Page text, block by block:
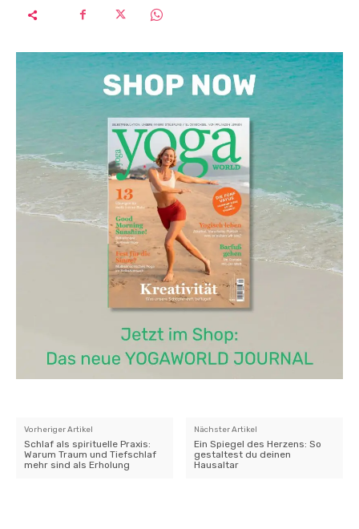
Vorheriger Artikel
Schlaf als spirituelle Praxis:
Warum Traum und Tiefschlaf
mehr sind als Erholung
Nächster Artikel
Ein Spiegel des Herzens: So
gestaltest du deinen
Hausaltar